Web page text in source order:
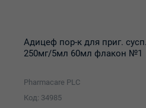
Адицеф пор-к для приг.
250мг/5мл 60мл флакон №1
Pharmacare PLC
Код: 34985